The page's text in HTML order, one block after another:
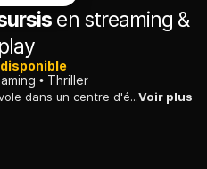
en streaming &
Thriller
Un étudiant en médecine, bénévole dans un centre d'écoute auprès de désespérés, tente de retenir au téléphone une femme qui veut se donner la mort.Voir plus